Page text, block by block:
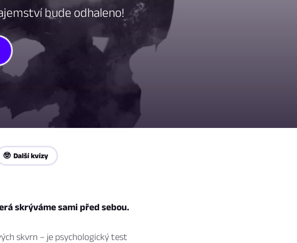
bude odhaleno!
🤓 Další kvízy
skrýváme sami před sebou.
skvrn – je psychologický test